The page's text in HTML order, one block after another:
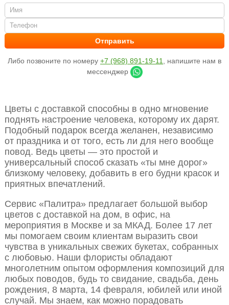
Либо позвоните по номеру +7 (968) 891-19-11
, напишите нам в
мессенджер
Цветы с доставкой способны в одно мгновение
поднять настроение человека, которому их дарят.
Подобный подарок всегда желанен, независимо
от праздника и от того, есть ли для него вообще
повод. Ведь цветы — это простой и
универсальный способ сказать «ты мне дорог»
близкому человеку, добавить в его будни красок и
приятных впечатлений.
Сервис «Палитра» предлагает большой выбор
цветов с доставкой на дом, в офис, на
мероприятия в Москве и за МКАД. Более 17 лет
мы помогаем своим клиентам выразить свои
чувства в уникальных свежих букетах, собранных
с любовью. Наши флористы обладают
многолетним опытом оформления композиций для
любых поводов, будь то свидание, свадьба, день
рождения, 8 марта, 14 февраля, юбилей или иной
случай. Мы знаем, как можно порадовать